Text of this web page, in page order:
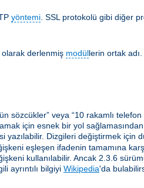
yöntemi . SSL protokolü gibi diğer
olarak derlenmiş modüllerin ortak adı.
sözcükler” veya “10 rakamlı
için esnek bir yol
yazılabilir. Dizgileri değiştirmek için
eşleşen ifadenin tamamına
kullanılabilir. Ancak 2.3.6
ayrıntılı bilgiyi Wikipedia'da